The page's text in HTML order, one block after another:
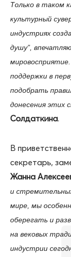
Только в таком
культурный
индустриях
душу”,
поддержки в
подобрать
донесения этих
Солдаткина.
В
секретарь,
Жанна
и
мире, мы
оберегать и
на вековых
индустрии